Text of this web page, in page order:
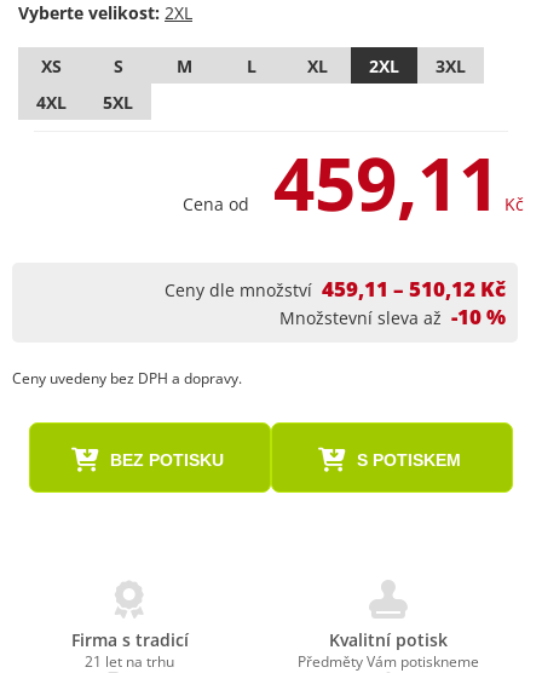
Vyberte velikost:
XS S M L XL 2XL
3XL
4XL
5XL
Cena od 459,11 Kč
Ceny dle množství 459,11 – 510,12 Kč
Množstevní sleva až -10 %
Ceny uvedeny bez DPH a dopravy.
BEZ POTISKU S POTISKEM
Firma s tradicí
21 let na trhu
Kvalitní potisk
Předměty Vám potiskneme